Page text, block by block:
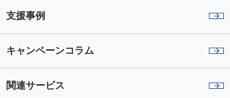
支援事例
キャンペーンコラム
関連サービス